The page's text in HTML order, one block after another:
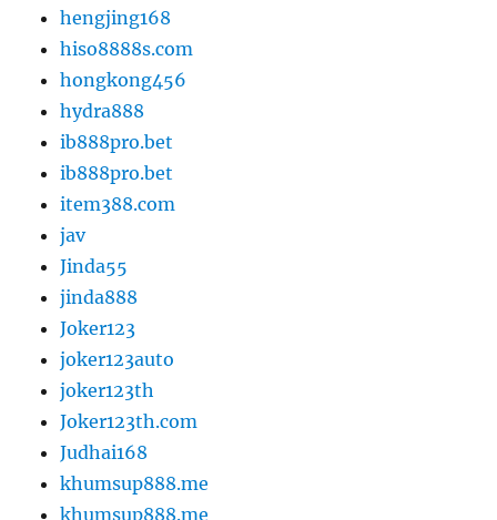
hengjing168
hiso8888s.com
hongkong456
hydra888
ib888pro.bet
ib888pro.bet
item388.com
jav
Jinda55
jinda888
Joker123
joker123auto
joker123th
Joker123th.com
Judhai168
khumsup888.me
khumsup888.me